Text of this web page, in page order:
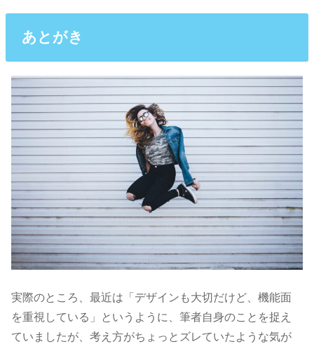
あとがき
実際のところ、最近は「デザインも大切だけど、機能面
を重視している」というように、筆者自身のことを捉え
ていましたが、考え方がちょっとズレていたような気が